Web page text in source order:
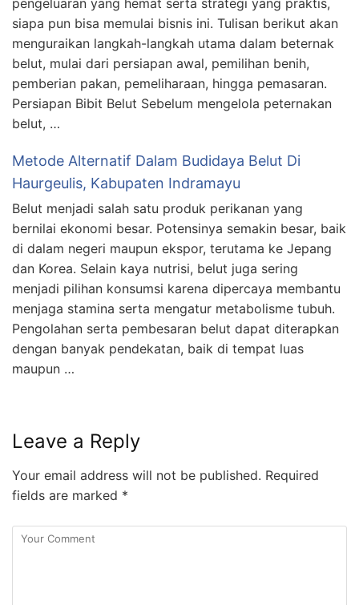
pengeluaran yang hemat serta strategi yang praktis,
siapa pun bisa memulai bisnis ini. Tulisan berikut akan
menguraikan langkah-langkah utama dalam beternak
belut, mulai dari persiapan awal, pemilihan benih,
pemberian pakan, pemeliharaan, hingga pemasaran.
Persiapan Bibit Belut Sebelum mengelola peternakan
belut, …
Metode Alternatif Dalam Budidaya Belut Di
Haurgeulis, Kabupaten Indramayu
Belut menjadi salah satu produk perikanan yang
bernilai ekonomi besar. Potensinya semakin besar, baik
di dalam negeri maupun ekspor, terutama ke Jepang
dan Korea. Selain kaya nutrisi, belut juga sering
menjadi pilihan konsumsi karena dipercaya membantu
menjaga stamina serta mengatur metabolisme tubuh.
Pengolahan serta pembesaran belut dapat diterapkan
dengan banyak pendekatan, baik di tempat luas
maupun …
Leave a Reply
Your email address will not be published. Required
fields are marked *